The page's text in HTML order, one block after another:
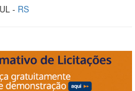
- RS